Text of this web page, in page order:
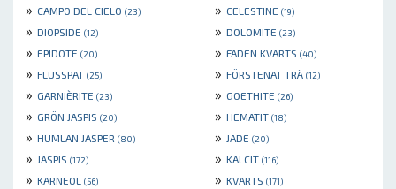
» CAMPO DEL CIELO (23) » CELESTINE (19)
» DIOPSIDE (12) » DOLOMITE (23)
» EPIDOTE (20) » FADEN KVARTS (40)
» FLUSSPAT (25) » FÖRSTENAT TRÄ (12)
» GARNIÈRITE (23) » GOETHITE (26)
» GRÖN JASPIS (20) » HEMATIT (18)
» HUMLAN JASPER (80) » JADE (20)
» JASPIS (172) » KALCIT (116)
» KARNEOL (56) » KVARTS (171)